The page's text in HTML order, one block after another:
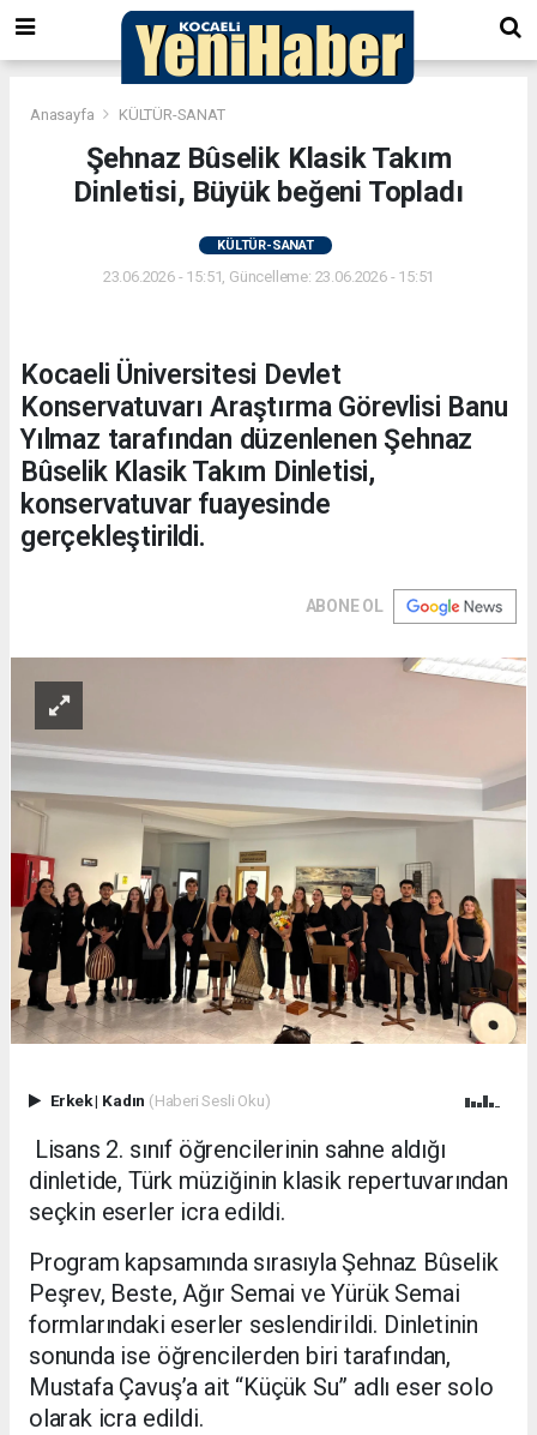
Anasayfa KÜLTÜR-SANAT
Şehnaz Bûselik Klasik Takım
Dinletisi, Büyük beğeni Topladı
KÜLTÜR-SANAT
23.06.2026 - 15:51, Güncelleme: 23.06.2026 - 15:51
Kocaeli Üniversitesi Devlet
Konservatuvarı Araştırma Görevlisi Banu
Yılmaz tarafından düzenlenen Şehnaz
Bûselik Klasik Takım Dinletisi,
konservatuvar fuayesinde
gerçekleştirildi.
ABONE OL
Erkek| Kadın (Haberi Sesli Oku)
Lisans 2. sınıf öğrencilerinin sahne aldığı
dinletide, Türk müziğinin klasik repertuvarından
seçkin eserler icra edildi.
Program kapsamında sırasıyla Şehnaz Bûselik
Peşrev, Beste, Ağır Semai ve Yürük Semai
formlarındaki eserler seslendirildi. Dinletinin
sonunda ise öğrencilerden biri tarafından,
Mustafa Çavuş’a ait “Küçük Su” adlı eser solo
olarak icra edildi.